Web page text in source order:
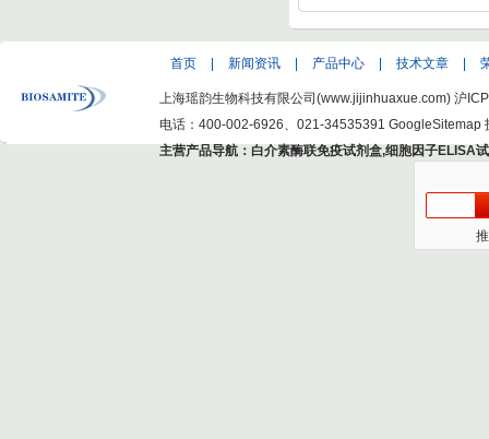
Hepatitis C Virus
首页 新闻资讯 产品中心 技术文章
上海瑶韵生物科技有限公司(www.jijinhuaxue.com) 沪
电话：400-002-6926、021-34535391 GoogleSitemap
主营产品导航： 白介素酶联免疫试剂盒,细胞因子ELISA